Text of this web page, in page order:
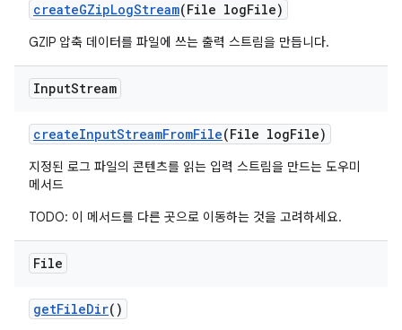
createGZipLogStream(File logFile)
GZIP 압축 데이터를 파일에 쓰는 출력 스트림을 만듭니다.
InputStream
createInputStreamFromFile(File logFile)
지정된 로그 파일의 콘텐츠를 읽는 입력 스트림을 만드는 도우미
메서드
TODO: 이 메서드를 다른 곳으로 이동하는 것을 고려하세요.
File
getFileDir()